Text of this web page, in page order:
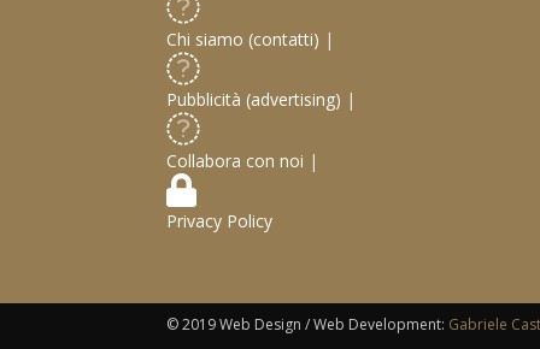
Chi siamo (contatti) |
Pubblicità (advertising) |
Collabora con noi |
Privacy Policy
© 2019 Web Design / Web Development: Gabriele